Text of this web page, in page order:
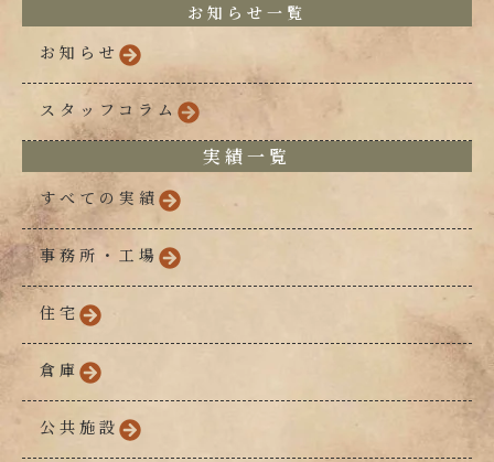
お知らせ一覧
お知らせ
スタッフコラム
実績一覧
すべての実績
事務所・工場
住宅
倉庫
公共施設